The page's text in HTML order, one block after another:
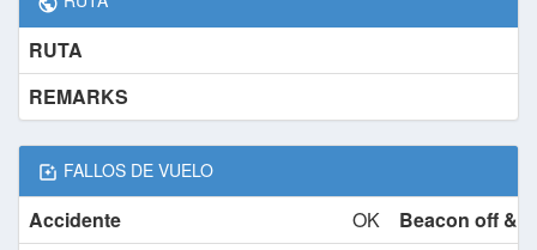
RUTA
REMARKS
FALLOS DE VUELO
Accidente OK
Beacon off &